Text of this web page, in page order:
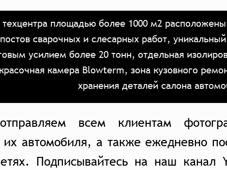
площадью более 1000 м2
сварочных и слесарных работ,
усилием более 20 тонн, отдельная
камера Blowterm, зона кузовного
хранения деталей салона
всем клиентам
их автомобиля, а также ежедневно
Подписывайтесь на наш канал